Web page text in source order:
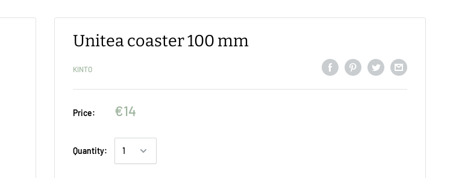
Unitea coaster 100 mm
KINTO
Price: €14
Quantity: